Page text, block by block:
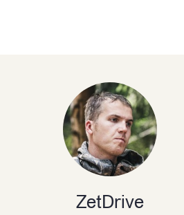
ZetDrive